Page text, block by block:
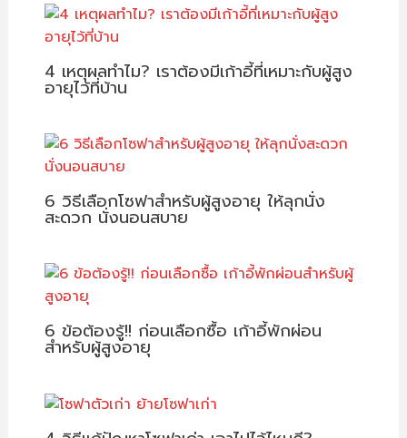
4 เหตุผลทำไม? เราต้องมีเก้าอี้ที่เหมาะกับผู้สูง
อายุไว้ที่บ้าน
6 วิธีเลือกโซฟาสำหรับผู้สูงอายุ ให้ลุกนั่ง
สะดวก นั่งนอนสบาย
6 ข้อต้องรู้!! ก่อนเลือกซื้อ เก้าอี้พักผ่อน
สำหรับผู้สูงอายุ